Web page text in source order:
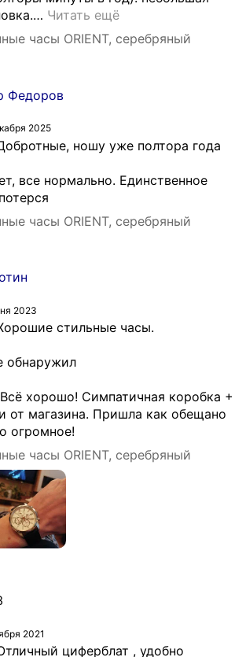
… Читать ещё
часы ORIENT, серебряный
Федоров
2025
ношу уже полтора года
все нормально. Единственное
часы ORIENT, серебряный
2023
стильные часы.
обнаружил
Всё хорошо! Симпатичная коробка +
от магазина. Пришла как обещано
огромное!
часы ORIENT, серебряный
2021
циферблат , удобно